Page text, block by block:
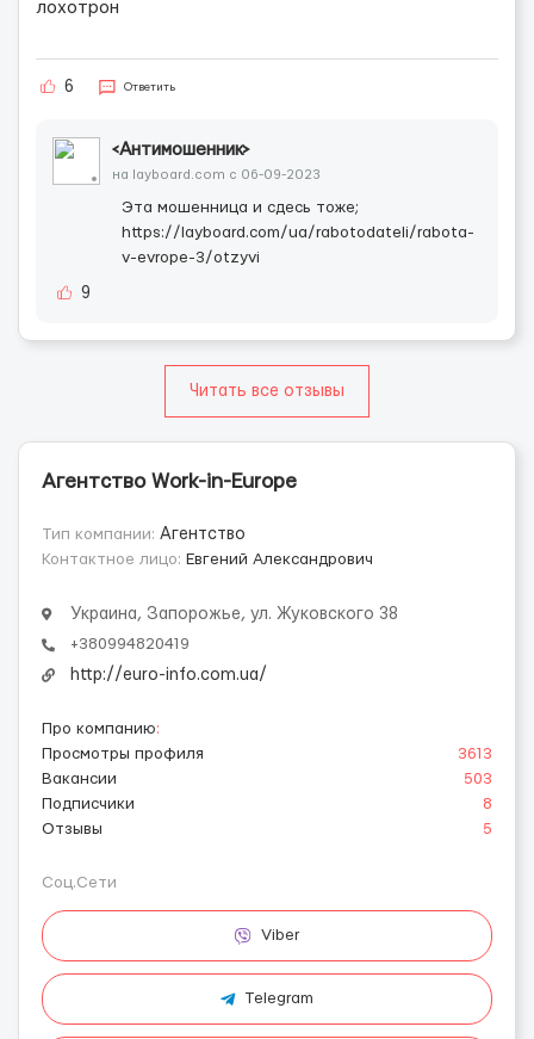
лохотрон
6 Ответить
<Антимошенник>
на layboard.com c 06-09-2023
Эта мошенница и сдесь тоже;
https://layboard.com/ua/rabotodateli/rabota-
v-evrope-3/otzyvi
9
Читать все отзывы
Агентство Work-in-Europe
Тип компании: Агентство
Контактное лицо: Евгений Александрович
Украина, Запорожье, ул. Жуковского 38
+380994820419
http://euro-info.com.ua/
Про компанию:
Просмотры профиля
3613
Вакансии
503
Подписчики
8
Отзывы
5
Соц.Сети
Viber
Telegram